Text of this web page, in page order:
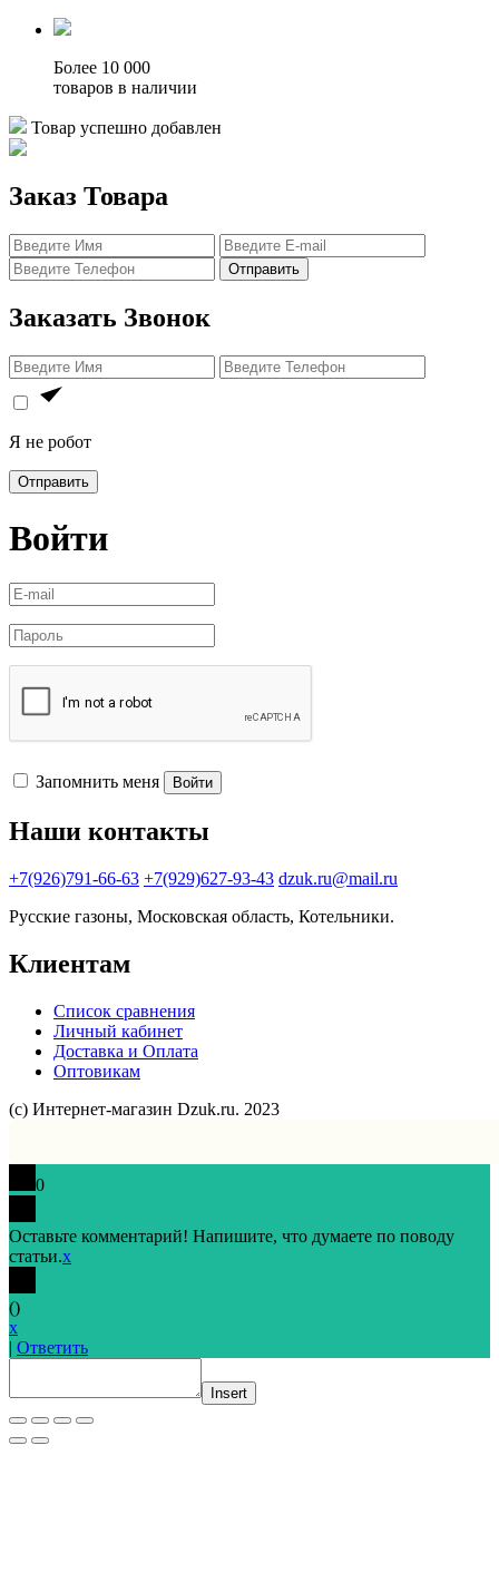
Более 10 000
товаров в наличии
Товар успешно добавлен
Заказ Товара
Отправить
Заказать Звонок
Я не робот
Отправить
Войти
Запомнить меня Войти
Наши контакты
+7(926)791-66-63 +7(929)627-93-43 dzuk.ru@mail.ru
Русские газоны, Московская область, Котельники.
Клиентам
Список сравнения
Личный кабинет
Доставка и Оплата
Оптовикам
(с) Интернет-магазин Dzuk.ru. 2023
0
Оставьте комментарий! Напишите, что думаете по поводу
статьи.x
()
x
| Ответить
Insert